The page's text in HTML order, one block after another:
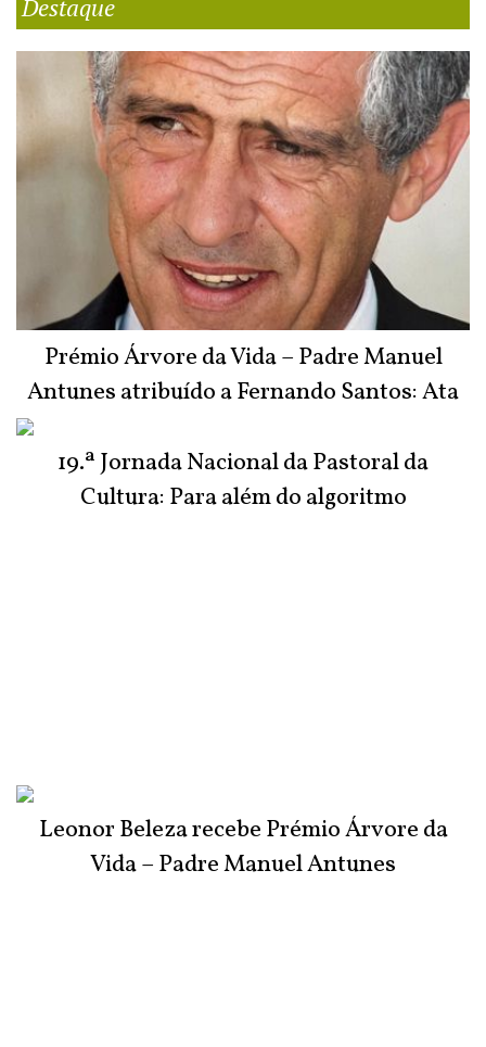
Destaque
Prémio Árvore da Vida – Padre Manuel
Antunes atribuído a Fernando Santos: Ata
19.ª Jornada Nacional da Pastoral da
Cultura: Para além do algoritmo
Leonor Beleza recebe Prémio Árvore da
Vida – Padre Manuel Antunes